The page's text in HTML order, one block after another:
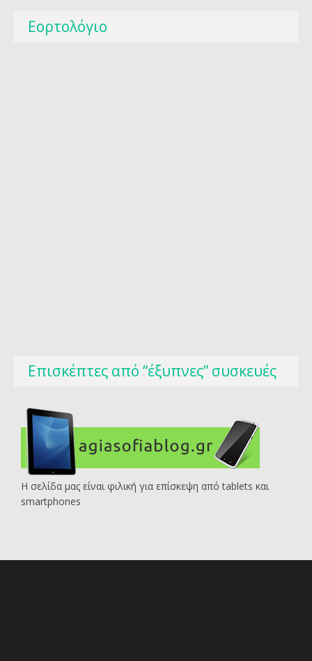
Εορτολόγιο
Επισκέπτες από “έξυπνες” συσκευές
Η σελίδα μας είναι φιλική για επίσκεψη από tablets και
smartphones